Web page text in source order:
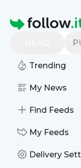
Homepage
Trending
My News
Find Feeds
My Feeds
Delivery
Find more
Follow